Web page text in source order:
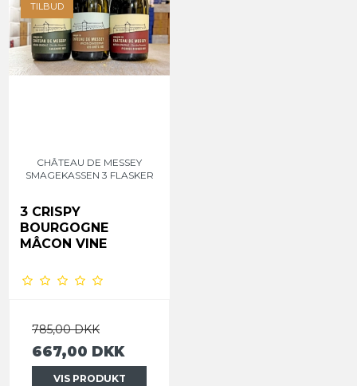
TILBUD
CHÂTEAU DE MESSEY
SMAGEKASSEN 3 FLASKER
3 CRISPY
BOURGOGNE
MÂCON VINE
785,00 DKK
667,00 DKK
VIS PRODUKT